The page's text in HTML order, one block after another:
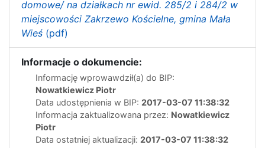
domowe/ na działkach nr ewid. 285/2 i 284/2 w
miejscowości Zakrzewo Kościelne, gmina Mała
Wieś (pdf)
Informacje o dokumencie:
Informację wprowawdził(a) do BIP:
Nowatkiewicz Piotr
Data udostępnienia w BIP: 2017-03-07 11:38:32
Informacja zaktualizowana przez: Nowatkiewicz
Piotr
Data ostatniej aktualizacji: 2017-03-07 11:38:32